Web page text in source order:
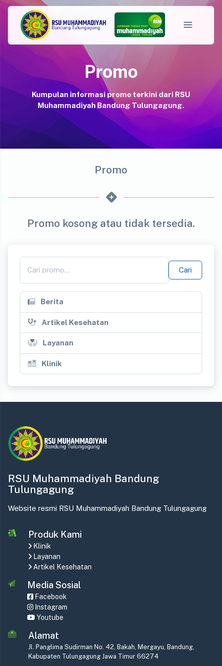
Promo
Kumpulan informasi promo terkini dari RSU
Muhammadiyah Bandung Tulungagung.
Promo
Promo kosong atau tidak tersedia.
Cari
Berita
Artikel Kesehatan
Layanan
Klinik
RSU Muhammadiyah Bandung
Tulungagung
Website resmi RSU Muhammadiyah Bandung Tulungagung
Produk Kami
Klinik
Layanan
Artikel Kesehatan
Media Sosial
Facebook
Instagram
Youtube
Alamat
Jl. Panglima Sudirman No. 42, Bakah, Mergayu, Bandung,
Kabupaten Tulungagung Jawa Timur 66274